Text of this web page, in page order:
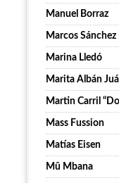
Manuel Borraz
Marcos Sánchez
Marina Lledó
Marita Albán
Martin Carril
Mass Fussion
Matías Eisen
Mû Mbana